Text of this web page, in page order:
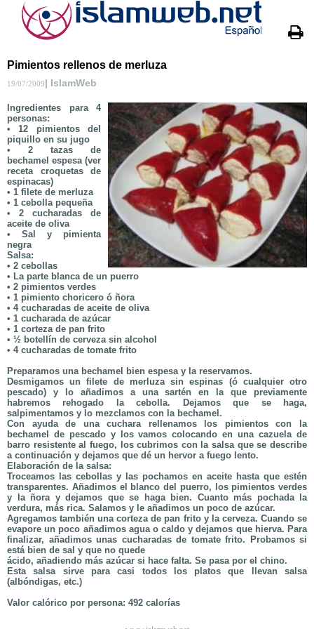
Pimientos rellenos de merluza
19/07/2009| IslamWeb
Ingredientes para 4
personas:
• 12 pimientos del
piquillo en su jugo
• 2 tazas de
bechamel espesa (ver
receta croquetas de
espinacas)
• 1 filete de merluza
• 1 cebolla pequeña
• 2 cucharadas de
aceite de oliva
• Sal y pimienta
negra
Salsa:
• 2 cebollas
• La parte blanca de un puerro
• 2 pimientos verdes
• 1 pimiento choricero ó ñora
• 4 cucharadas de aceite de oliva
• 1 cucharada de azúcar
• 1 corteza de pan frito
• ½ botellín de cerveza sin alcohol
• 4 cucharadas de tomate frito
Preparamos una bechamel bien espesa y la reservamos.
Desmigamos un filete de merluza sin espinas (ó cualquier otro
pescado) y lo añadimos a una sartén en la que previamente
habremos rehogado la cebolla. Dejamos que se haga,
salpimentamos y lo mezclamos con la bechamel.
Con ayuda de una cuchara rellenamos los pimientos con la
bechamel de pescado y los vamos colocando en una cazuela de
barro resistente al fuego, los cubrimos con la salsa que se describe
a continuación y dejamos que dé un hervor a fuego lento.
Elaboración de la salsa:
Troceamos las cebollas y las pochamos en aceite hasta que estén
transparentes. Añadimos el blanco del puerro, los pimientos verdes
y la ñora y dejamos que se haga bien. Cuanto más pochada la
verdura, más rica. Salamos y le añadimos un poco de azúcar.
Agregamos también una corteza de pan frito y la cerveza. Cuando se
evapore un poco añadimos agua o caldo y dejamos que hierva. Para
finalizar, añadimos unas cucharadas de tomate frito. Probamos si
está bien de sal y que no quede
ácido, añadiendo más azúcar si hace falta. Se pasa por el chino.
Esta salsa sirve para casi todos los platos que llevan salsa
(albóndigas, etc.)
Valor calórico por persona: 492 calorías